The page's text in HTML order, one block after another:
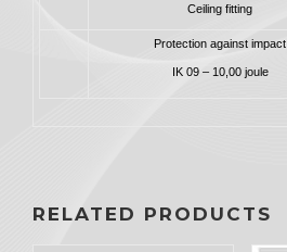
Ceiling fitting
Protection against impact
IK 09 – 10,00 joule
RELATED PRODUCTS